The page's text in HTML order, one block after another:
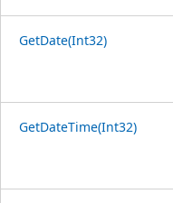
GetDate(Int32)
GetDateTime(Int32)